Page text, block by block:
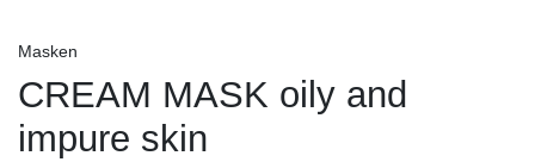
Masken
CREAM MASK oily and
impure skin